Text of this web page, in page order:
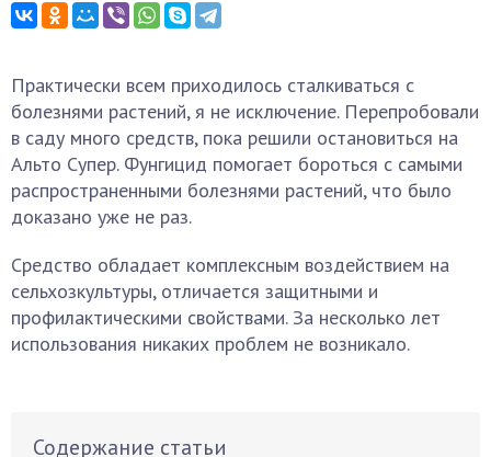
Практически всем приходилось сталкиваться с
болезнями растений, я не исключение. Перепробовали
в саду много средств, пока решили остановиться на
Альто Супер. Фунгицид помогает бороться с самыми
распространенными болезнями растений, что было
доказано уже не раз.
Средство обладает комплексным воздействием на
сельхозкультуры, отличается защитными и
профилактическими свойствами. За несколько лет
использования никаких проблем не возникало.
Содержание статьи